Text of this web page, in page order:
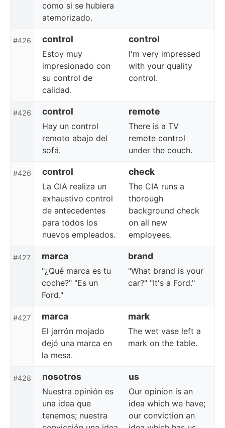
como si se hubiera
atemorizado.
#426 control control
Estoy muy
impresionado con
su control de
calidad.
I'm very impressed
with your quality
control.
#426 control remote
Hay un control
remoto abajo del
sofá.
There is a TV
remote control
under the couch.
#426 control check
La CIA realiza un
exhaustivo control
de antecedentes
para todos los
nuevos empleados.
The CIA runs a
thorough
background check
on all new
employees.
#427 marca brand
"¿Qué marca es tu
coche?" "Es un
Ford."
"What brand is your
car?" "It's a Ford."
#427 marca mark
El jarrón mojado
dejó una marca en
la mesa.
The wet vase left a
mark on the table.
#428 nosotros us
Nuestra opinión es
una idea que
tenemos; nuestra
Our opinion is an
idea which we have;
our conviction an